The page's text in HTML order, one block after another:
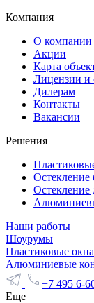
Компания
О компании
Акции
Карта
Лицензии и
Дилерам
Контакты
Вакансии
Решения
Остекление
Остекление
Наши работы
Шоурумы
Пластиковые окна
Алюминиевые
+7 495 6-
Еще